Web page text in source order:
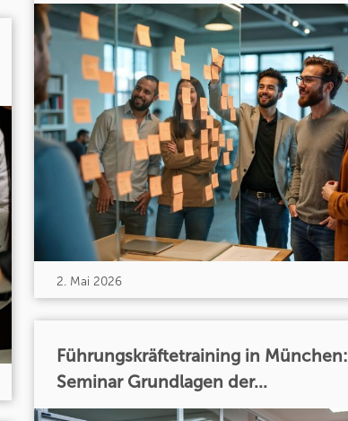
2. Mai 2026
Führungskräftetraining in München:
Seminar Grundlagen der...